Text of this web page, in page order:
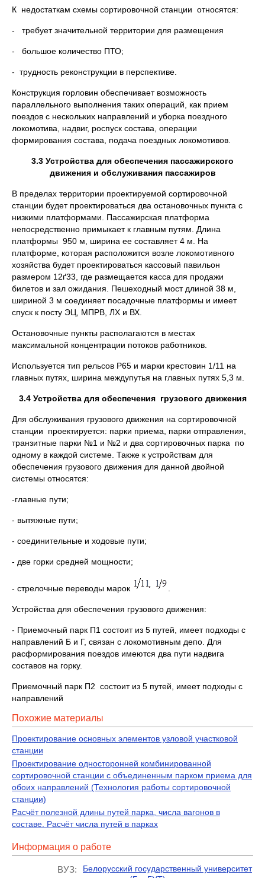
К недостаткам схемы сортировочной станции относятся:
- требует значительной территории для размещения
- большое количество ПТО;
- трудность реконструкции в перспективе.
Конструкция горловин обеспечивает возможность
параллельного выполнения таких операций, как прием
поездов с нескольких направлений и уборка поездного
локомотива, надвиг, роспуск состава, операции
формирования состава, подача поездных локомотивов.
3.3 Устройства для обеспечения пассажирского
движения и обслуживания пассажиров
В пределах территории проектируемой сортировочной
станции будет проектироваться два остановочных пункта с
низкими платформами. Пассажирская платформа
непосредственно примыкает к главным путям. Длина
платформы 950 м, ширина ее составляет 4 м. На
платформе, которая расположится возле локомотивного
хозяйства будет проектироваться кассовый павильон
размером 12ґ33, где размещается касса для продажи
билетов и зал ожидания. Пешеходный мост длиной 38 м,
шириной 3 м соединяет посадочные платформы и имеет
спуск к посту ЭЦ, МПРВ, ЛХ и ВХ.
Остановочные пункты располагаются в местах
максимальной концентрации потоков работников.
Используется тип рельсов Р65 и марки крестовин 1/11 на
главных путях, ширина междупутья на главных путях 5,3 м.
3.4 Устройства для обеспечения грузового движения
Для обслуживания грузового движения на сортировочной
станции проектируется: парки приема, парки отправления,
транзитные парки №1 и №2 и два сортировочных парка по
одному в каждой системе. Также к устройствам для
обеспечения грузового движения для данной двойной
системы относятся:
-главные пути;
- вытяжные пути;
- соединительные и ходовые пути;
- две горки средней мощности;
- стрелочные переводы марок
Устройства для обеспечения грузового движения:
- Приемочный парк П1 состоит из 5 путей, имеет подходы с
направлений Б и Г, связан с локомотивным депо. Для
расформирования поездов имеются два пути надвига
составов на горку.
Приемочный парк П2 состоит из 5 путей, имеет подходы с
направлений
Похожие материалы
Проектирование основных элементов узловой участковой
станции
Проектирование односторонней комбинированной
сортировочной станции с объединенным парком приема для
обоих направлений (Технология работы сортировочной
станции)
Расчёт полезной длины путей парка, числа вагонов в
составе. Расчёт числа путей в парках
Информация о работе
ВУЗ:
Белорусский государственный университет